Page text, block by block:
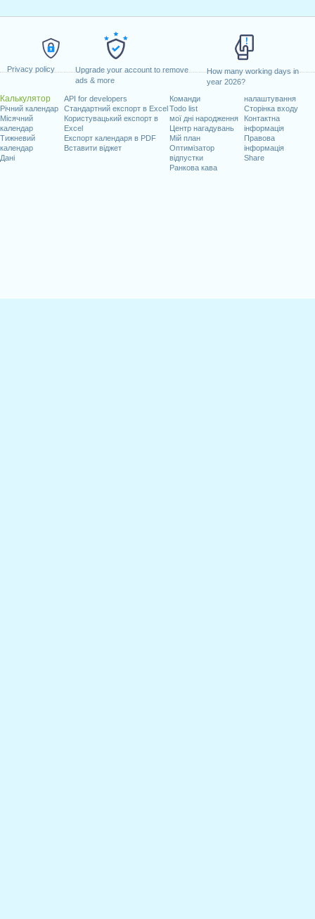
Privacy policy
Upgrade your account to remove
ads & more
How many working days in
year 2026?
Калькулятор
Річний календар
Місячний
календар
Тижневий
календар
Дані
API for developers
Стандартний експорт в Excel
Користувацький експорт в
Excel
Експорт календаря в PDF
Вставити віджет
Команди
Todo list
мої дні народження
Центр нагадувань
Мій план
Оптимізатор
відпустки
Ранкова кава
налаштування
Сторінка входу
Контактна
інформація
Правова
інформація
Share